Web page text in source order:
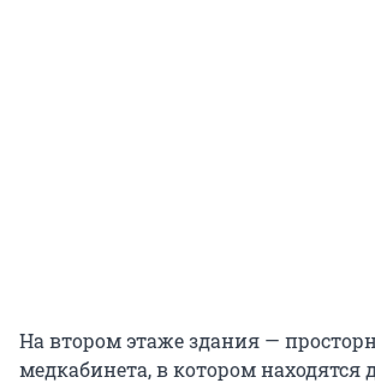
На втором этаже здания —
медкабинета, в котором находятся